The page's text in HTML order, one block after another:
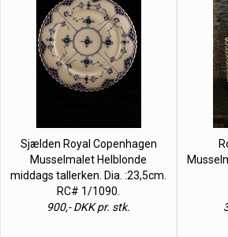
Sjælden Royal Copenhagen
Musselmalet Helblonde
middags tallerken. Dia. :23,5cm.
RC# 1/1090.
900,- DKK pr. stk.